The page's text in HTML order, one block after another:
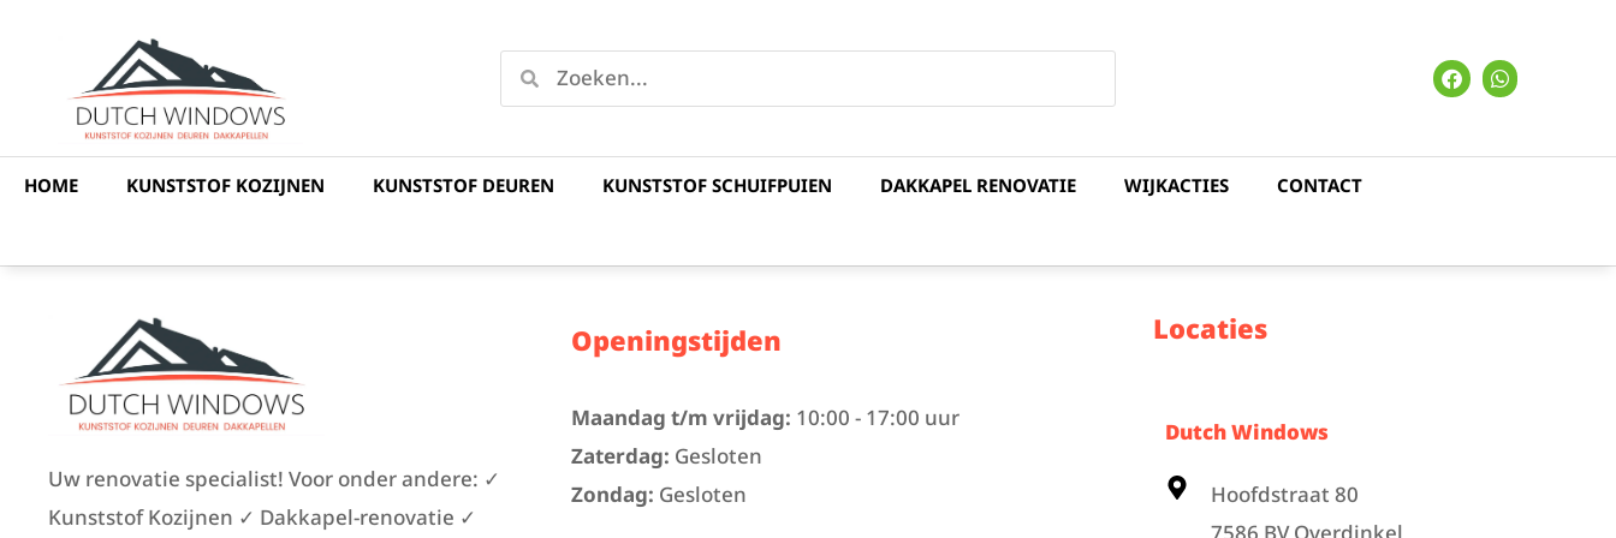
HOME KUNSTSTOF KOZIJNEN KUNSTSTOF DEUREN KUNSTSTOF SCHUIFPUIEN DAKKAPEL RENOVATIE WIJKACTIES CONTACT
Uw renovatie specialist! Voor onder andere: ✓
Kunststof Kozijnen ✓ Dakkapel-renovatie ✓
Openingstijden
Maandag t/m vrijdag: 10:00 - 17:00 uur
Zaterdag: Gesloten
Zondag: Gesloten
Locaties
Dutch Windows
Hoofdstraat 80